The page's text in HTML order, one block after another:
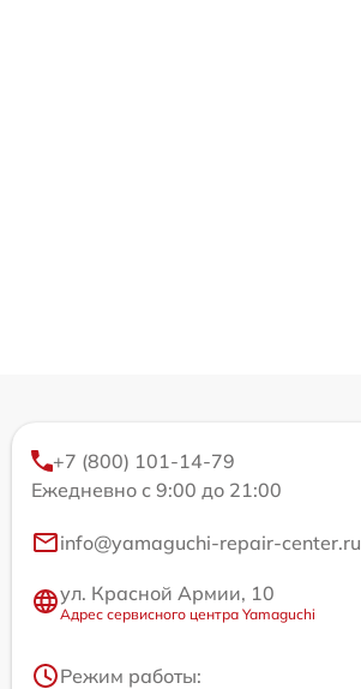
+7 (800) 101-14-79
Ежедневно с 9:00 до 21:00
info@yamaguchi-repair-center.ru
ул. Красной Армии, 10
Адрес сервисного центра Yamaguchi
Режим работы: